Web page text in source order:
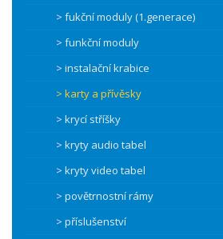
> fukční moduly (1.generace)
> funkční moduly
> instalační krabice
> karty a přívěsky
> krycí stříšky
> kryty audio tabel
> kryty video tabel
> povětrnostní rámy
> příslušenství